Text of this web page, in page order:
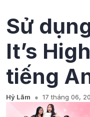
Sử
It’s
tiếng
Hỷ Lãm 17 tháng 06,